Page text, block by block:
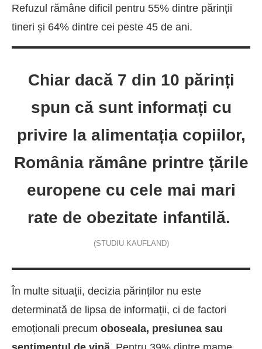
Refuzul rămâne dificil pentru 55% dintre părinții
tineri și 64% dintre cei peste 45 de ani.
Chiar dacă 7 din 10 părinți
spun că sunt informați cu
privire la alimentația copiilor,
România rămâne printre țările
europene cu cele mai mari
rate de obezitate infantilă.
(STUDIU KAUFLAND)
În multe situații, decizia părinților nu este
determinată de lipsa de informații, ci de factori
emoționali precum oboseala, presiunea sau